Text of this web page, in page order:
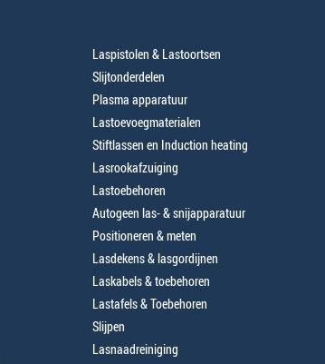
Laspistolen & Lastoortsen
Slijtonderdelen
Plasma apparatuur
Lastoevoegmaterialen
Stiftlassen en Induction heating
Lasrookafzuiging
Lastoebehoren
Autogeen las- & snijapparatuur
Positioneren & meten
Lasdekens & lasgordijnen
Laskabels & toebehoren
Lastafels & Toebehoren
Slijpen
Lasnaadreiniging